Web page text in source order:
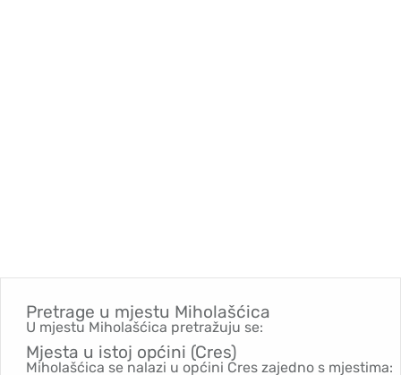
Pretrage u mjestu Miholašćica
U mjestu Miholašćica pretražuju se:
Mjesta u istoj općini (Cres)
Miholašćica se nalazi u općini Cres zajedno s mjestima: